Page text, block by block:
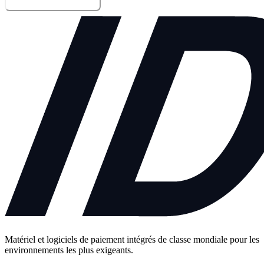
Matériel et logiciels de paiement intégrés de classe mondiale pour les
environnements les plus exigeants.